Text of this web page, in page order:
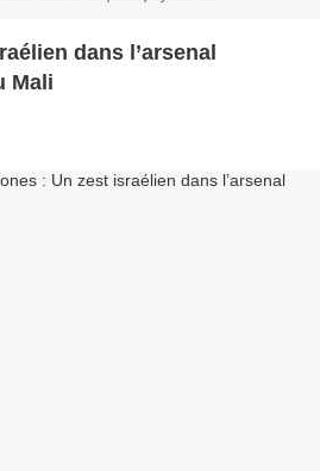
dans l’arsenal
Mali